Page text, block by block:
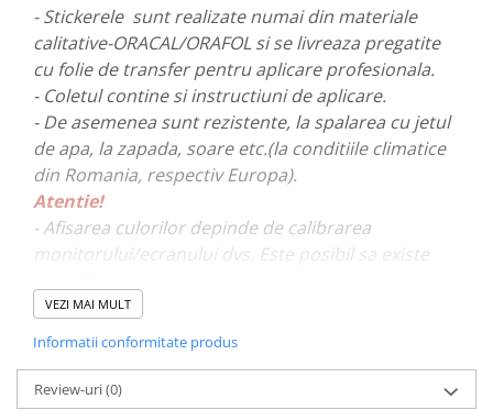
PRODUSE IN TRENDING
SETURI STICKERE
STICKERE CAPAC REZERVOR
STICKERE CRĂCIUN
STICKERE CU ANIMALE
STICKERE GEAM MIC
STICKERE JDM
STICKERE PENTRU CAPOTA
STICKERE PENTRU LATERALE
STICKERE PERSONALIZATE
STICKERE PRAGURI
STICKERE PRINTATE
- Stickerele sunt realizate numai din materiale
calitative-ORACAL/ORAFOL si se livreaza pregatite
cu folie de transfer pentru aplicare profesionala.
- Coletul contine si instructiuni de aplicare.
- De asemenea sunt rezistente, la spalarea cu jetul
de apa, la zapada, soare etc.(la conditiile climatice
din Romania, respectiv Europa).
Atentie!
- Afisarea culorilor depinde de calibrarea
monitorului/ecranului dvs. Este posibil sa existe
- Pentru stickere personalizate si pentru a vizualiza
portofoliul nostru va rugam sa ne contactati
VEZI MAI MULT
Informatii conformitate produs
Review-uri(0)